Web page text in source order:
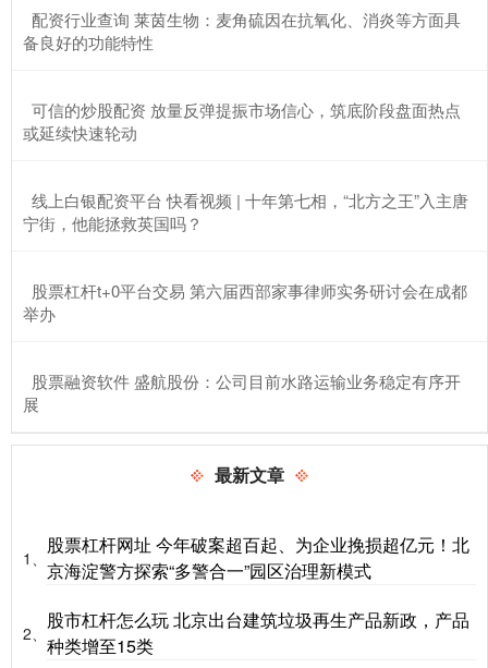
​配资行业查询 莱茵生物：麦角硫因在抗氧化、消炎等方面具
备良好的功能特性
​可信的炒股配资 放量反弹提振市场信心，筑底阶段盘面热点
或延续快速轮动
​线上白银配资平台 快看视频 | 十年第七相，“北方之王”入主唐
宁街，他能拯救英国吗？
​股票杠杆t+0平台交易 第六届西部家事律师实务研讨会在成都
举办
​股票融资软件 盛航股份：公司目前水路运输业务稳定有序开
展
最新文章
1、
股票杠杆网址 今年破案超百起、为企业挽损超亿元！北
京海淀警方探索“多警合一”园区治理新模式
2、
股市杠杆怎么玩 北京出台建筑垃圾再生产品新政，产品
种类增至15类